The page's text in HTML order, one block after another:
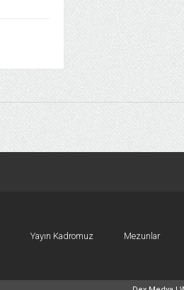
Yayın Kadromuz Mezunlar